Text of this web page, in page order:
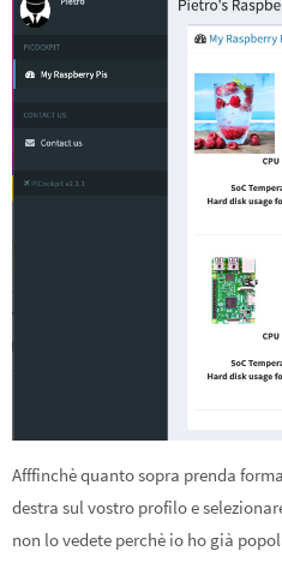
Afffinchè quanto sopra prenda
destra sul vostro profilo e
non lo vedete perchè io ho già